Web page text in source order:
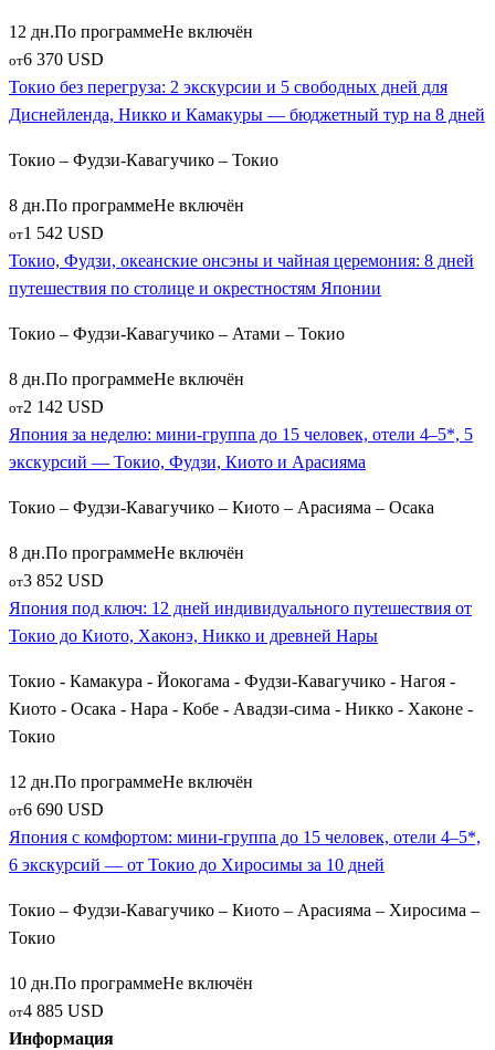
12 дн.По программеНе включён
от6 370 USD
Токио без перегруза: 2 экскурсии и 5 свободных дней для
Диснейленда, Никко и Камакуры — бюджетный тур на 8 дней
Токио – Фудзи-Кавагучико – Токио
8 дн.По программеНе включён
от1 542 USD
Токио, Фудзи, океанские онсэны и чайная церемония: 8 дней
путешествия по столице и окрестностям Японии
Токио – Фудзи-Кавагучико – Атами – Токио
8 дн.По программеНе включён
от2 142 USD
Япония за неделю: мини-группа до 15 человек, отели 4–5*, 5
экскурсий — Токио, Фудзи, Киото и Арасияма
Токио – Фудзи-Кавагучико – Киото – Арасияма – Осака
8 дн.По программеНе включён
от3 852 USD
Япония под ключ: 12 дней индивидуального путешествия от
Токио до Киото, Хаконэ, Никко и древней Нары
Токио - Камакура - Йокогама - Фудзи-Кавагучико - Нагоя -
Киото - Осака - Нара - Кобе - Авадзи-сима - Никко - Хаконе -
Токио
12 дн.По программеНе включён
от6 690 USD
Япония с комфортом: мини-группа до 15 человек, отели 4–5*,
6 экскурсий — от Токио до Хиросимы за 10 дней
Токио – Фудзи-Кавагучико – Киото – Арасияма – Хиросима –
Токио
10 дн.По программеНе включён
от4 885 USD
Информация